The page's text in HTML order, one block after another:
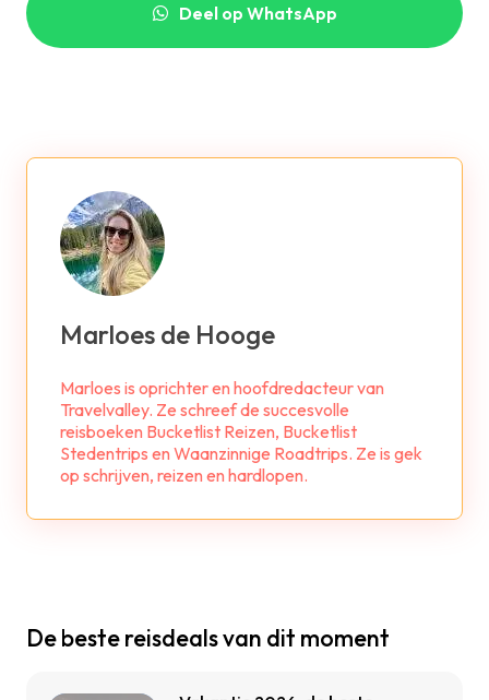
Deel op WhatsApp
Marloes de Hooge
Marloes is oprichter en hoofdredacteur van
Travelvalley. Ze schreef de succesvolle
reisboeken Bucketlist Reizen, Bucketlist
Stedentrips en Waanzinnige Roadtrips. Ze is gek
op schrijven, reizen en hardlopen.
De beste reisdeals van dit moment